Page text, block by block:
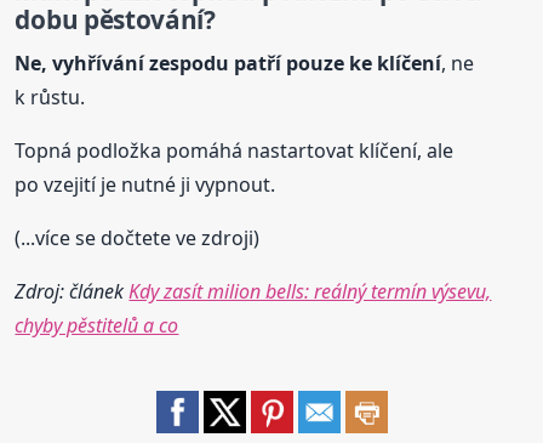
dobu pěstování?
Ne, vyhřívání zespodu patří pouze ke klíčení, ne
k růstu.
Topná podložka pomáhá nastartovat klíčení, ale
po vzejití je nutné ji vypnout.
(...více se dočtete ve zdroji)
Zdroj: článekKdy zasít milion bells: reálný termín výsevu,
chyby pěstitelů a co